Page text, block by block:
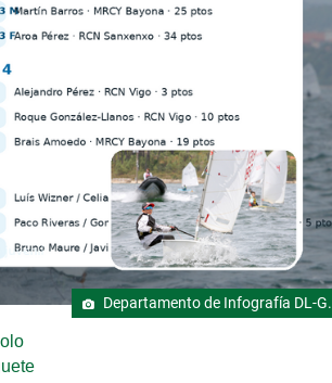
Departamento de Infografía DL-G.